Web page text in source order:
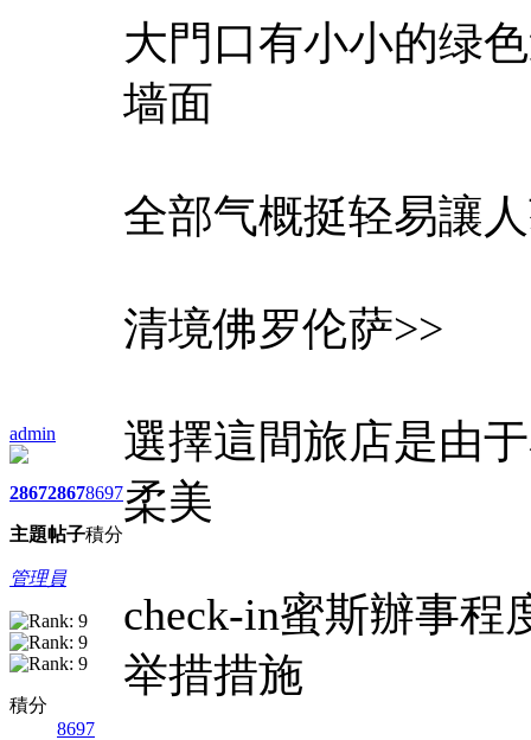
admin
2867
主題
2867
帖子
8697
積分
管理員
積分
8697
大門口有小小的绿
墙面
全部气概挺轻易讓
清境佛罗伦萨>>
選擇這間旅店是由
柔美
check-in蜜斯辦事
举措措施